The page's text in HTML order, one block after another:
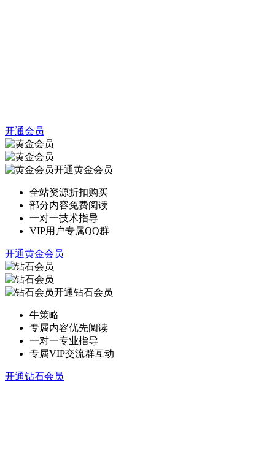
开通会员
开通黄金会员
全站资源折扣购买
部分内容免费阅读
一对一技术指导
VIP用户专属QQ群
开通黄金会员
开通钻石会员
牛策略
专属内容优先阅读
一对一专业指导
专属VIP交流群互动
开通钻石会员